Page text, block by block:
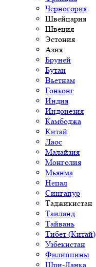
Черногория
Швейцария
Швеция
Эстония
Азия
Бруней
Бутан
Вьетнам
Гонконг
Индия
Индонезия
Камбоджа
Китай
Лаос
Малайзия
Монголия
Мьянма
Непал
Сингапур
Таджикистан
Таиланд
Тайвань
Тибет (Китай)
Узбекистан
Филиппины
Шри-Ланка